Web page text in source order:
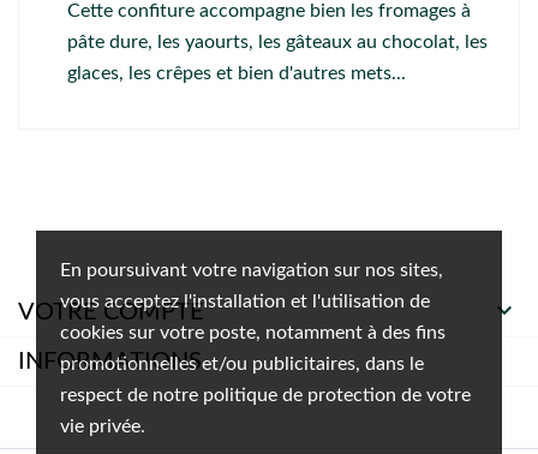
En poursuivant votre navigation sur nos sites,
vous acceptez l'installation et l'utilisation de
cookies sur votre poste, notamment à des fins
promotionnelles et/ou publicitaires, dans le
respect de notre politique de protection de votre
vie privée.
Cette confiture accompagne bien les fromages à
pâte dure, les yaourts, les gâteaux au chocolat, les
glaces, les crêpes et bien d'autres mets...
VOTRE COMPTE 
INFORMATIONS